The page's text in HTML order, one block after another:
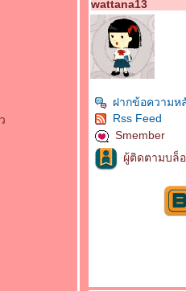
wattana13
ฝากข้อความห
Rss Feed
Smember
ผู้ติดตามบล็